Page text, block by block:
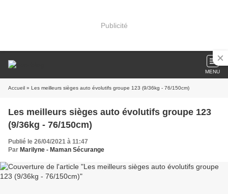
Publicité
MENU
Accueil » Les meilleurs sièges auto évolutifs groupe 123 (9/36kg - 76/150cm)
Les meilleurs sièges auto évolutifs groupe 123
(9/36kg - 76/150cm)
Publié le 26/04/2021 à 11:47
Par Marilyne - Maman Sécurange